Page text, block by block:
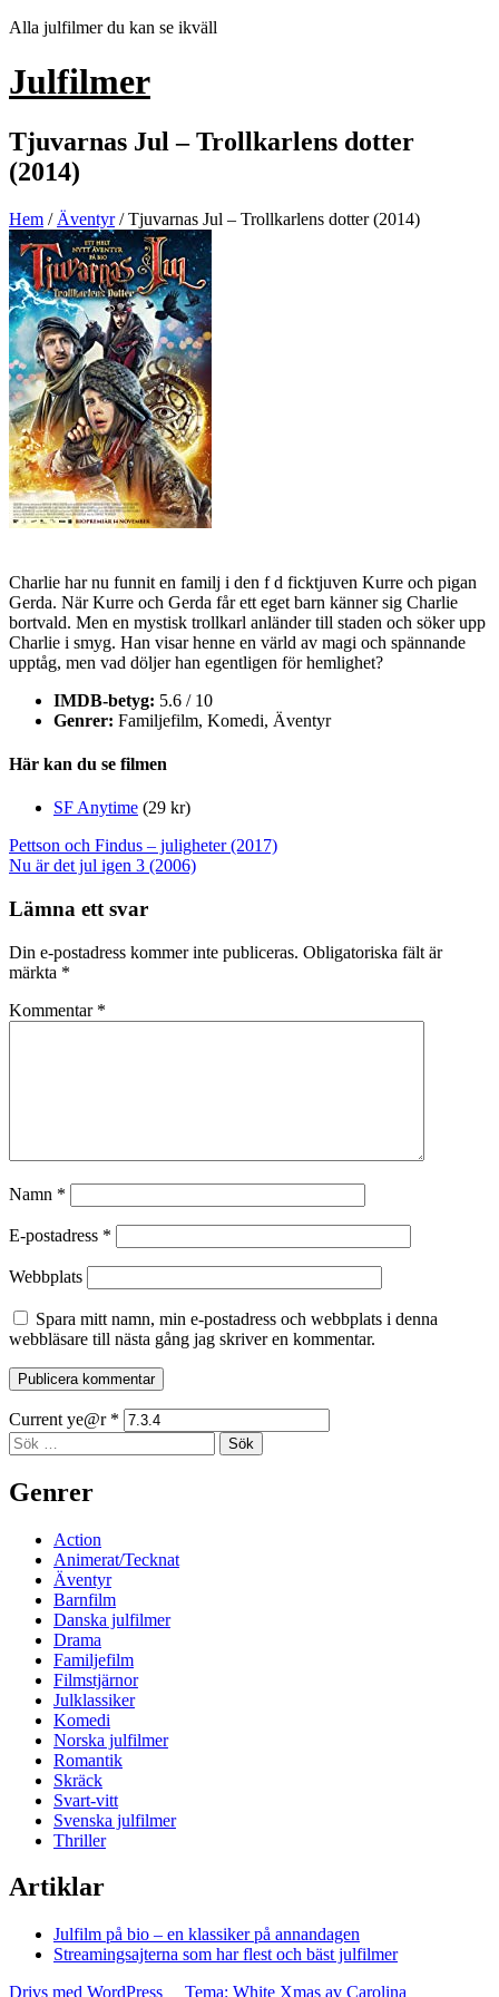
Hoppa
innehåll
Alla julfilmer du kan se ikväll
Julfilmer
Tjuvarnas Jul – Trollkarlens dotter
(2014)
Hem / Äventyr/ Tjuvarnas Jul – Trollkarlens dotter (2014)
Charlie har nu funnit en familj i den f d ficktjuven Kurre och pigan
Gerda. När Kurre och Gerda får ett eget barn känner sig Charlie
bortvald. Men en mystisk trollkarl anländer till staden och söker upp
Charlie i smyg. Han visar henne en värld av magi och spännande
upptåg, men vad döljer han egentligen för hemlighet?
IMDB-betyg: 5.6 / 10
Genrer: Familjefilm, Komedi, Äventyr
Här kan du se filmen
SF Anytime (29 kr)
Inläggsnavigering
Pettson och Findus – juligheter (2017)
Nu är det jul igen 3 (2006)
Lämna ett svar
Din e-postadress kommer inte publiceras. Obligatoriska fält är
märkta *
Kommentar *
Namn *
E-postadress *
Webbplats
Spara mitt namn, min e-postadress och webbplats i denna
webbläsare till nästa gång jag skriver en kommentar.
Current ye@r *
Sidopanel
Sök
efter:
Genrer
Action
Animerat/Tecknat
Äventyr
Barnfilm
Danska julfilmer
Drama
Familjefilm
Filmstjärnor
Julklassiker
Komedi
Norska julfilmer
Romantik
Skräck
Svart-vitt
Svenska julfilmer
Thriller
Artiklar
Julfilm på bio – en klassiker på annandagen
Streamingsajterna som har flest och bäst julfilmer
Drivs med WordPress
Tema: White Xmas av Carolina